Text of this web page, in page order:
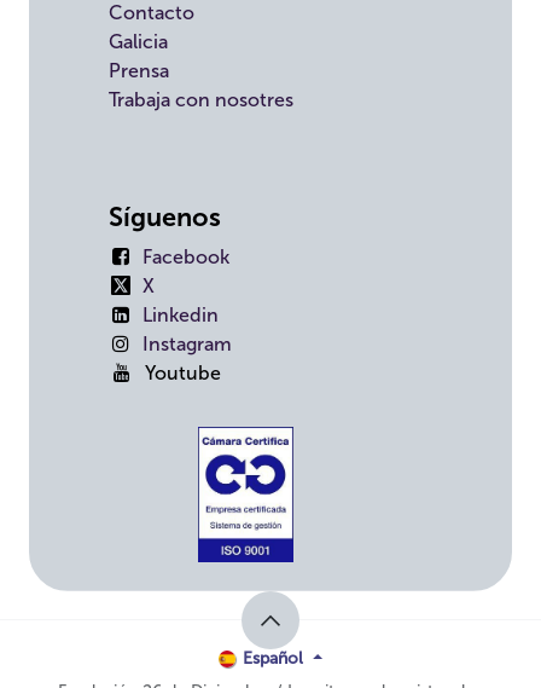
Contacto
Galicia
Prensa
Trabaja con nosotres
Síguenos
Facebook
X
Linkedin
Instagram
Youtube
Español